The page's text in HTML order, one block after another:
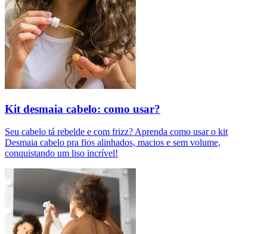
Kit desmaia cabelo: como usar?
Seu cabelo tá rebelde e com frizz? Aprenda como usar o kit
Desmaia cabelo pra fios alinhados, macios e sem volume,
conquistando um liso incrível!